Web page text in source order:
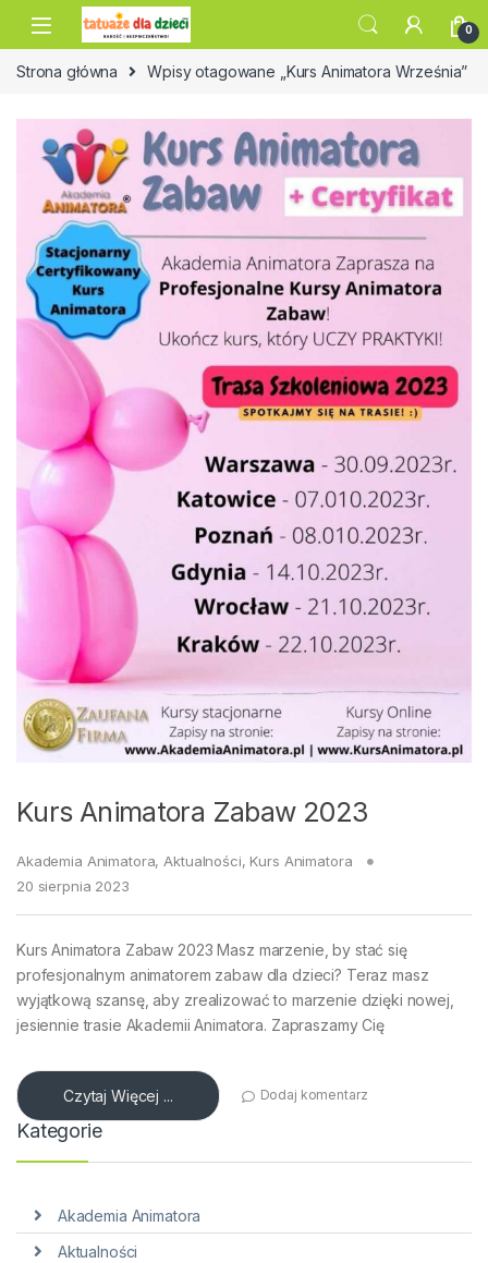
Skip to navigation
Skip to content
0
Strona główna Wpisy otagowane „Kurs Animatora Września”
Kurs Animatora Zabaw 2023
Akademia Animatora, Aktualności, Kurs Animatora
20 sierpnia 2023
Kurs Animatora Zabaw 2023 Masz marzenie, by stać się
profesjonalnym animatorem zabaw dla dzieci? Teraz masz
wyjątkową szansę, aby zrealizować to marzenie dzięki nowej,
jesiennie trasie Akademii Animatora. Zapraszamy Cię
Czytaj Więcej ... Dodaj komentarz
Kategorie
Akademia Animatora
Aktualności